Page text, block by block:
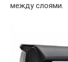
между слоями.